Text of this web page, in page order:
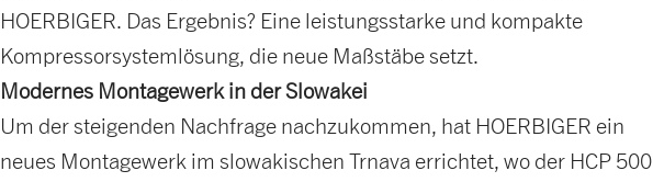
HOERBIGER. Das Ergebnis? Eine leistungsstarke und kompakte
Kompressorsystemlösung, die neue Maßstäbe setzt.
Modernes Montagewerk in der Slowakei
Um der steigenden Nachfrage nachzukommen, hat HOERBIGER ein
neues Montagewerk im slowakischen Trnava errichtet, wo der HCP 500